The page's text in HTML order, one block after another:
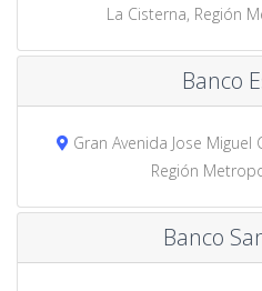
La Cisterna, Región
Banco
Gran Avenida Jose Miguel
Región
Banco